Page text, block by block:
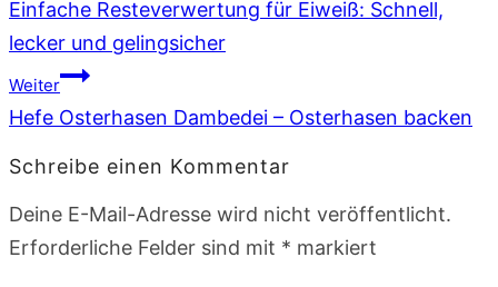
Einfache Resteverwertung für Eiweiß: Schnell,
lecker und gelingsicher
Weiter
Hefe Osterhasen Dambedei – Osterhasen backen
Schreibe einen Kommentar
Deine E-Mail-Adresse wird nicht veröffentlicht.
Erforderliche Felder sind mit * markiert